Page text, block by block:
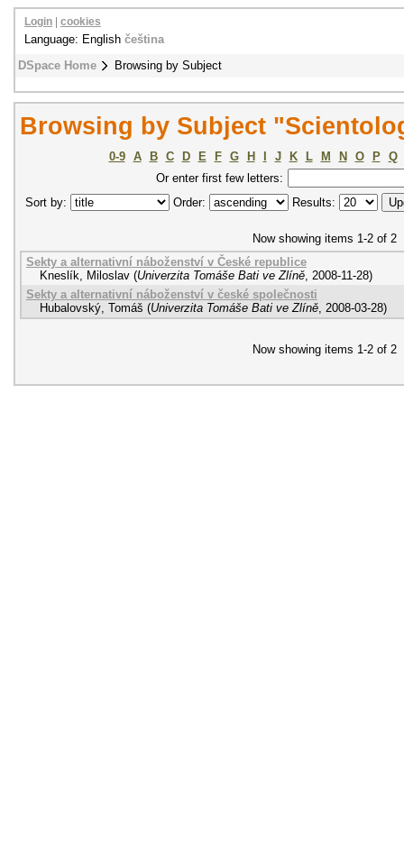
DSpace Home Browsing by Subject
Login cookies
Language: English čeština
Browsing by Subject
0-9 A B C D E F G H J K L M N O P
Q
Or enter first few letters:
Sort by:
Order: Results:
Now showing items 1-2 of 2
Sekty a alternativní náboženství v České republice
Kneslík, Miloslav (Univerzita Tomáše Bati ve Zlíně, 2008-11-28)
Sekty a alternativní náboženství v české společnosti
Hubalovský, Tomáš (Univerzita Tomáše Bati ve Zlíně, 2008-03-28)
Now showing items 1-2 of 2